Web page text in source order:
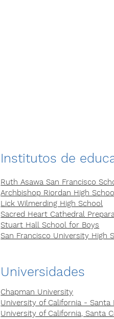
Institutos de
Ruth Asawa San Francisco
Archbishop Riordan High
Lick Wilmerding High School
Sacred Heart Cathedral
Stuart Hall School for Boys
San Francisco University High
Universidades
Chapman University
University of California - Santa
University of California, Santa